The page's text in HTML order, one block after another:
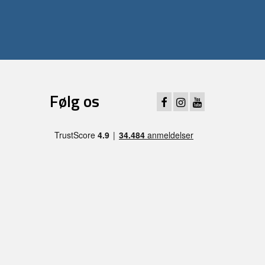
Følg os